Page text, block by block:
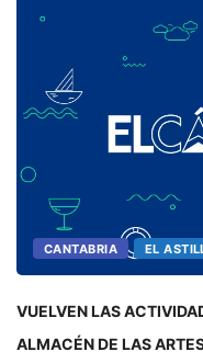
CANTABRIA EL
VUELVEN LAS ACTIVIDADES DE LA ZONA JOVEN DEL
ALMACÉN DE LAS